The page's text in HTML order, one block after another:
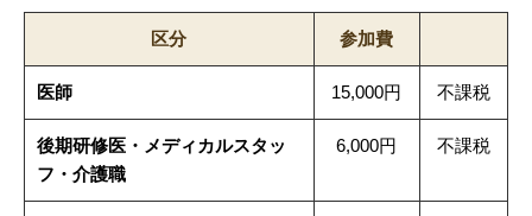
区分 参加費
医師 15,000円 不課税
後期研修医・メディカルスタッ
フ・介護職
6,000円 不課税